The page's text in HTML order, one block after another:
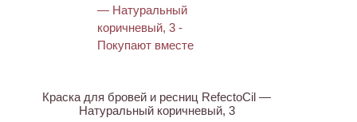
Краска для бровей и ресниц RefectoCil —
Натуральный коричневый, 3